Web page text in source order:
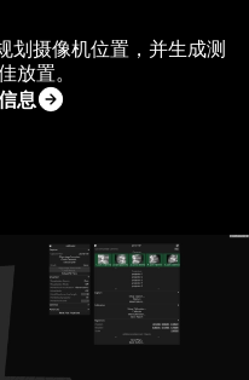
划摄像机位置，并生成测
放置。
息